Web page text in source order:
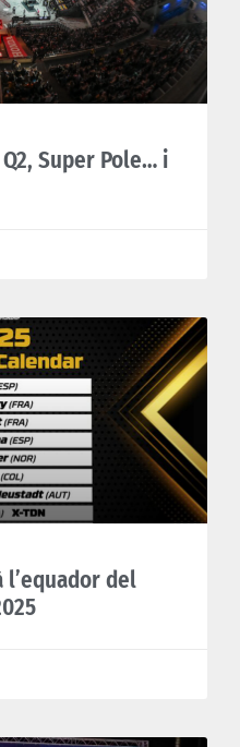
Super Pole… i
l’equador del